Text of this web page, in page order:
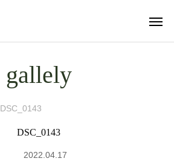
gallely
DSC_0143
DSC_0143
2022.04.17